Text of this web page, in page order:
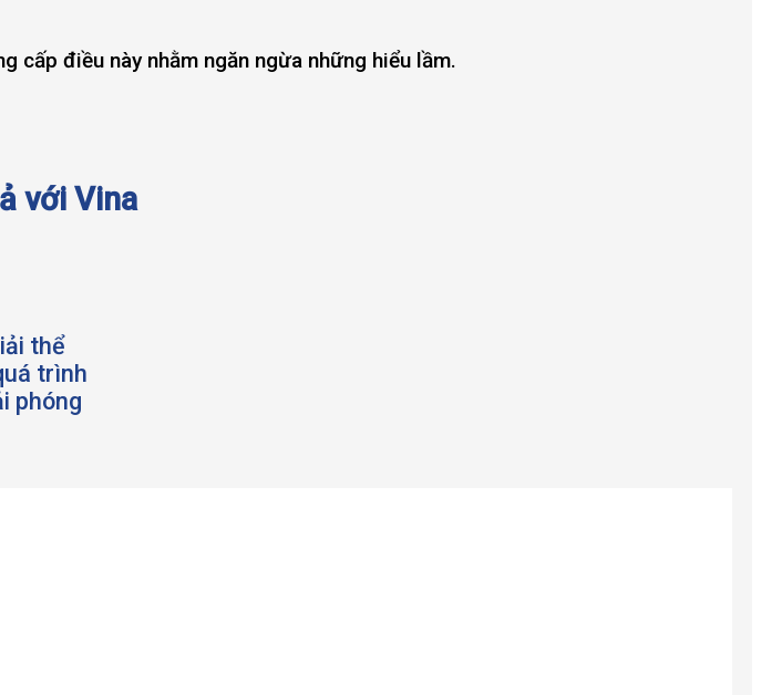
cấp điều này nhằm ngăn ngừa những hiểu lầm.
với Vina
thể
trình
phóng